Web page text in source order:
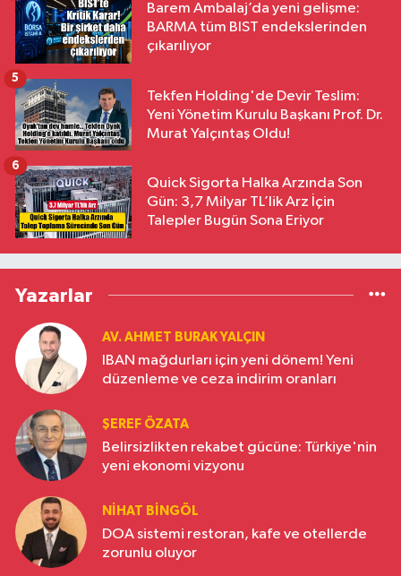
Barem Ambalaj’da yeni gelişme:
BARMA tüm BIST endekslerinden
çıkarılıyor
Tekfen Holding'de Devir Teslim:
Yeni Yönetim Kurulu Başkanı Prof. Dr.
Murat Yalçıntaş Oldu!
5
Quick Sigorta Halka Arzında Son
Gün: 3,7 Milyar TL’lik Arz İçin
Talepler Bugün Sona Eriyor
6
Yazarlar
AV. AHMET BURAK YALÇIN
IBAN mağdurları için yeni dönem! Yeni
düzenleme ve ceza indirim oranları
ŞEREF ÖZATA
Belirsizlikten rekabet gücüne: Türkiye'nin
yeni ekonomi vizyonu
NIHAT BINGÖL
DOA sistemi restoran, kafe ve otellerde
zorunlu oluyor